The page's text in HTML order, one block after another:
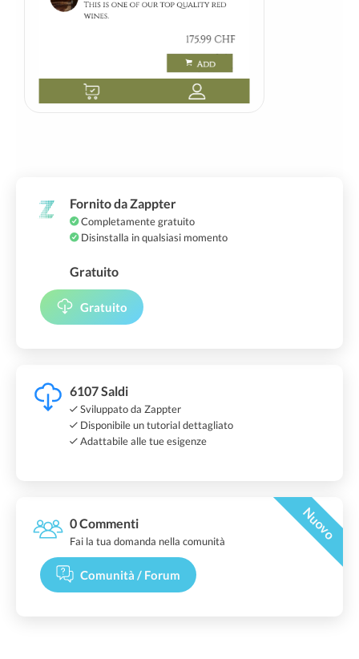
Fornito da Zappter
Completamente gratuito
Disinstalla in qualsiasi momento
Gratuito
Gratuito
6107 Saldi
Sviluppato da Zappter
Disponibile un tutorial dettagliato
Adattabile alle tue esigenze
0 Commenti Nuovo
Fai la tua domanda nella comunità
Comunità / Forum